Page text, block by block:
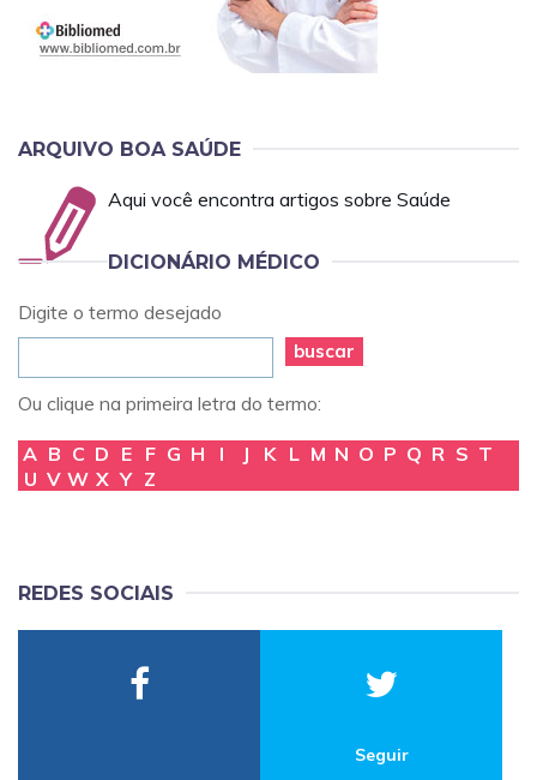
ARQUIVO BOA SAÚDE
Aqui você encontra artigos sobre Saúde
DICIONÁRIO MÉDICO
Digite o termo desejado
buscar
Ou clique na primeira letra do termo:
A B C D E F G H I J K L M N O P Q R S T
U V W X Y Z
REDES SOCIAIS
Seguir